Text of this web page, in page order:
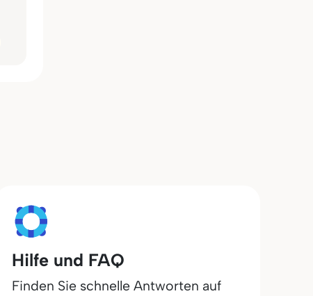
Hilfe und FAQ
Finden Sie schnelle Antworten auf